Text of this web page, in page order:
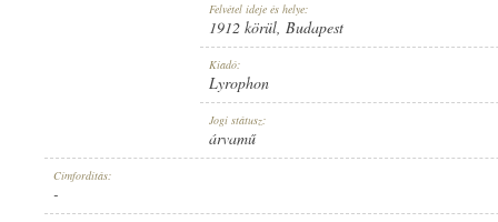
Felvétel ideje és helye:
1912 körül, Budapest
Kiadó:
Lyrophon
Jogi státusz:
árvamű
Címfordítás:
-